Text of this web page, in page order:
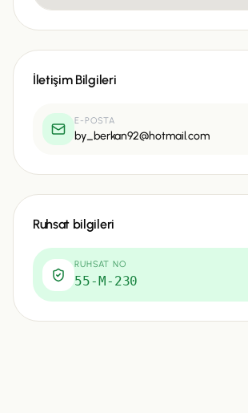
İletişim Bilgileri
E-POSTA
by_berkan92@hotmail.com
Ruhsat bilgileri
RUHSAT NO
55-M-230